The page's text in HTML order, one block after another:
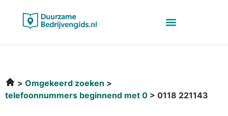
Omgekeerd zoeken
telefoonnummers beginnend met 0
0118 221143